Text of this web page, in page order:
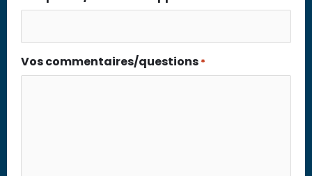
Vos commentaires/questions *